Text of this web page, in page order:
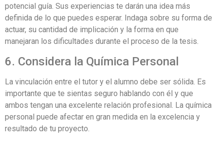
potencial guía. Sus experiencias te darán una idea más
definida de lo que puedes esperar. Indaga sobre su forma de
actuar, su cantidad de implicación y la forma en que
manejaran los dificultades durante el proceso de la tesis.
6. Considera la Química Personal
La vinculación entre el tutor y el alumno debe ser sólida. Es
importante que te sientas seguro hablando con él y que
ambos tengan una excelente relación profesional. La química
personal puede afectar en gran medida en la excelencia y
resultado de tu proyecto.